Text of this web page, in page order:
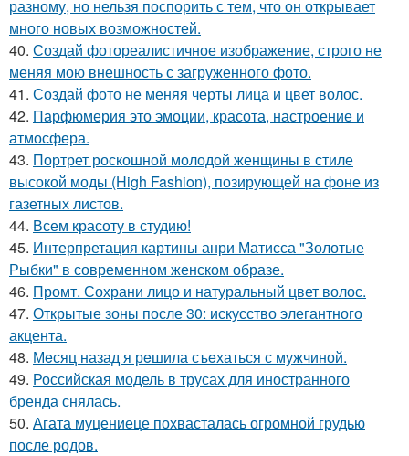
разному, но нельзя поспорить с тем, что он открывает
много новых возможностей.
40. Создай фотореалистичное изображение, строго не
меняя мою внешность с загруженного фото.
41. Создай фото не меняя черты лица и цвет волос.
42. Парфюмерия это эмоции, красота, настроение и
атмосфера.
43. Портрет роскошной молодой женщины в стиле
высокой моды (High Fashion), позирующей на фоне из
газетных листов.
44. Всем красоту в студию!
45. Интерпретация картины анри Матисса "Золотые
Рыбки" в современном женском образе.
46. Промт. Сохрани лицо и натуральный цвет волос.
47. Открытые зоны после 30: искусство элегантного
акцента.
48. Мeсяц назад я рeшила съeхаться с мужчиной.
49. Российская модель в трусах для иностранного
бренда снялась.
50. Агата муцениеце похвасталась огромной грудью
после родов.